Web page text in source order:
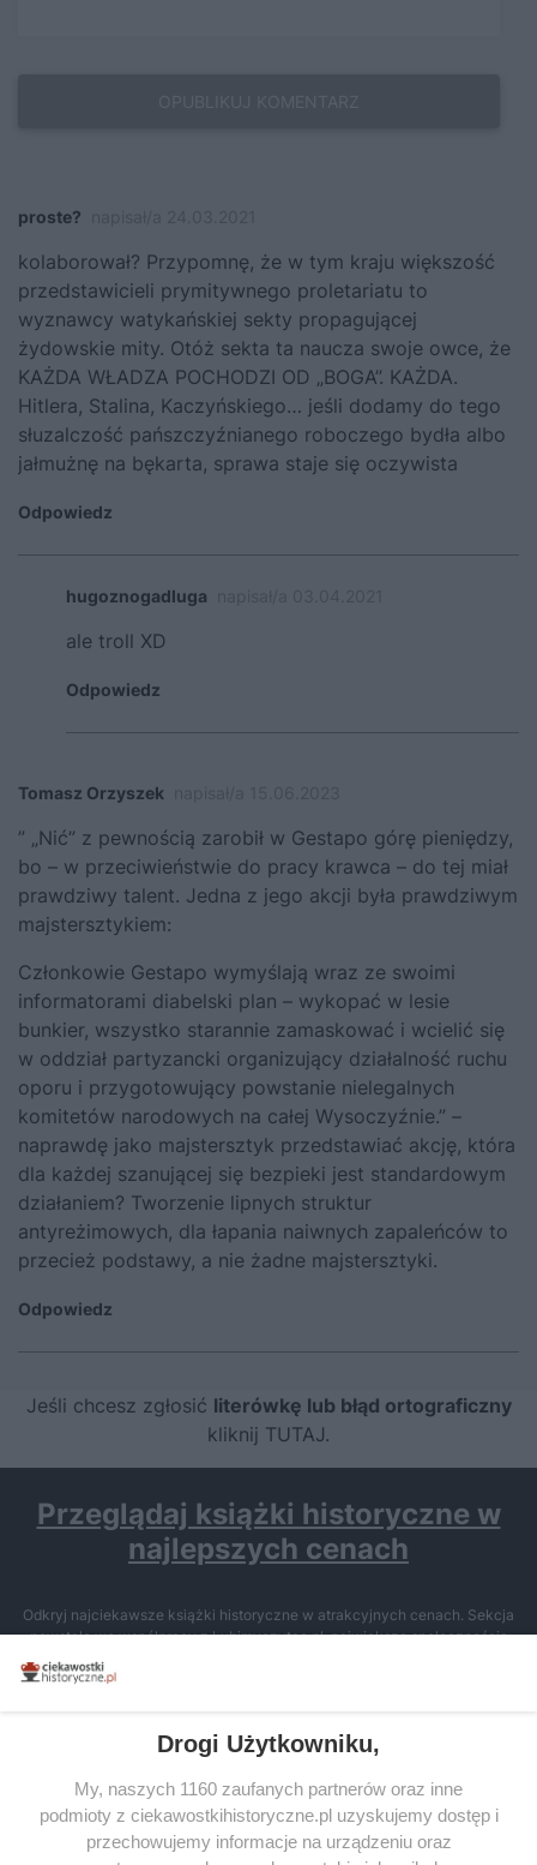
proste?
kolaborował? Przypomnę, że w tym kraju większość
przedstawicieli prymitywnego proletariatu to
wyznawcy watykańskiej sekty propagującej
żydowskie mity. Otóż sekta ta naucza swoje owce, że
KAŻDA WŁADZA POCHODZI OD „BOGA”. KAŻDA.
Hitlera, Stalina, Kaczyńskiego… jeśli dodamy do tego
słuzalczość pańszczyźnianego roboczego bydła albo
jałmużnę na bękarta, sprawa staje się oczywista
Odpowiedz
hugoznogadluga
ale troll XD
Odpowiedz
Tomasz Orzyszek
” „Nić” z pewnością zarobił w Gestapo górę pieniędzy,
bo – w przeciwieństwie do pracy krawca – do tej miał
prawdziwy talent. Jedna z jego akcji była prawdziwym
majstersztykiem:
Członkowie Gestapo wymyślają wraz ze swoimi
informatorami diabelski plan – wykopać w lesie
bunkier, wszystko starannie zamaskować i wcielić się
w oddział partyzancki organizujący działalność ruchu
oporu i przygotowujący powstanie nielegalnych
komitetów narodowych na całej Wysoczyźnie.” –
naprawdę jako majstersztyk przedstawiać akcję, która
dla każdej szanującej się bezpieki jest standardowym
działaniem? Tworzenie lipnych struktur
antyreżimowych, dla łapania naiwnych zapaleńców to
przecież podstawy, a nie żadne majstersztyki.
Odpowiedz
Jeśli chcesz zgłosić literówkę lub błąd ortograficzny
kliknij TUTAJ.
Przeglądaj książki historyczne w
najlepszych cenach
Odkryj najciekawsze książki historyczne w atrakcyjnych cenach. Sekcja
powstała we współpracy z Lubimyczytac.pl, największą społecznością
miłośników literatury w Polsce – dzięki temu możesz wybierać spośród
tytułów najwyżej ocenianych przez czytelników.
SERWIS
Drogi Użytkowniku,
My, naszych 1160 zaufanych partnerów oraz inne
podmioty z ciekawostkihistoryczne.pl uzyskujemy dostęp i
przechowujemy informacje na urządzeniu oraz